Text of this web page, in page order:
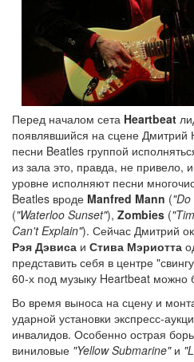
Перед началом сета Heartbeat
появлявшийся на сцене Дмитрий
песни Beatles группой
из зала это, правда, не привело,
уровне исполняют песни
Beatles вроде Manfred Mann (
("Waterloo Sunset"), Zombies (
Can't Explain"). Сейчас Дмитрий
Рэя Дэвиса и Стива Мэриотта
представить себя в центре
60-х под музыку Heartbeat можно
Во время выноса на сцену и
ударной установки экспресс-
инвалидов. Особенно острая
виниловые "Yellow Submarine"и